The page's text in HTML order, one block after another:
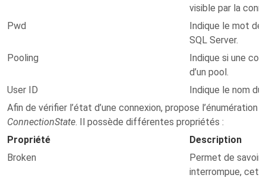
visible par la
Pwd
Indique le mot de
SQL Server.
Pooling
Indique si une
d’un pool.
User ID
Indique le nom
Afin de vérifier l’état d’une connexion, propose l’énumération
ConnectionState. Il possède différentes propriétés :
Propriété
Description
Broken
Permet de savoir
interrompue,